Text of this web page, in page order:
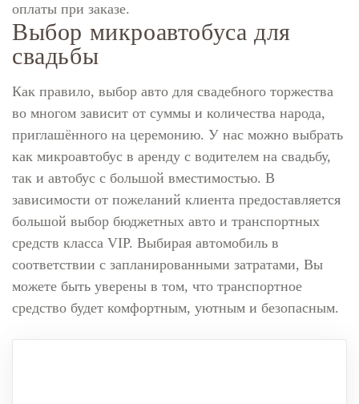
оплаты при заказе.
Выбор микроавтобуса для
свадьбы
Как правило, выбор авто для свадебного торжества
во многом зависит от суммы и количества народа,
приглашённого на церемонию. У нас можно выбрать
как микроавтобус в аренду с водителем на свадьбу,
так и автобус с большой вместимостью. В
зависимости от пожеланий клиента предоставляется
большой выбор бюджетных авто и транспортных
средств класса VIP. Выбирая автомобиль в
соответствии с запланированными затратами, Вы
можете быть уверены в том, что транспортное
средство будет комфортным, уютным и безопасным.